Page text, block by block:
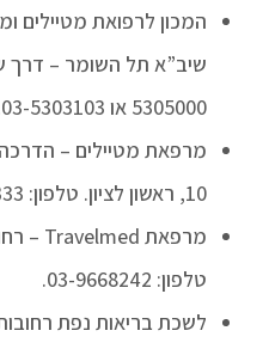
המכון לרפואת מטיילים
5305000 או 03-5303103.
מרפאת מטיילים – הדרכה
10, ראשון לציון. טלפון: 03-9666333.
טלפון: 03-9668242.